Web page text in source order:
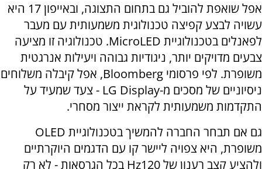
אפל שואפת להוביל גם בתחום התצוגה, ובאייפון 17 היא
עשויה לבצע קפיצה טכנולוגית משמעותית עם מעבר
לפאנלים בטכנולוגיית MicroLED. טכנולוגיה זו מציעה
צבעים מדויקים יותר, ניגודיות גבוהה ויעילות אנרגטית
משופרת. לפי פרסומי Bloomberg, אפל קיבלה משלוחים
ניסיוניים של מסכים מ-LG Display - צעד שמעיד על
התקדמות משמעותית לקראת ייצור מסחרי.
גם אם תבחר החברה להמשיך בטכנולוגיית OLED
משופרת, היא צפויה ליישר קו עם הדגמים היוקרתיים
ולהציע קצב רענון של 120
Hz בכל הגרסאות - לא רק